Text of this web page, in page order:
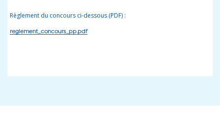
Règlement du concours ci-dessous (PDF) :
reglement_concours_pp.pdf